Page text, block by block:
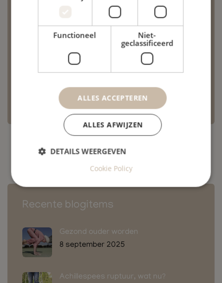
Oncologische Revalidatie
Pedicure
Lees meer
Recente blogitems
Gezond ouder worden
8 september 2025
Achillespees ruptuur, wat nu?
Functioneel
Niet-
geclassificeerd
ALLES ACCEPTEREN
ALLES AFWIJZEN
DETAILS WEERGEVEN
Cookie Policy